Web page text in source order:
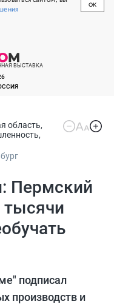
OK
ВЫСТАВКА
область,
,
Пермский
тысячи
подписал
производств и